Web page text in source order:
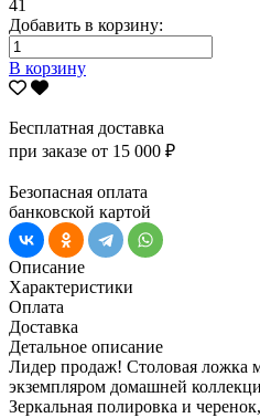
41
Добавить в корзину:
В корзину
Бесплатная доставка
при заказе от 15 000 ₽
Безопасная оплата
банковской картой
Описание
Характеристики
Оплата
Доставка
Детальное описание
Лидер продаж! Столовая ложка
экземпляром домашней
Зеркальная полировка и